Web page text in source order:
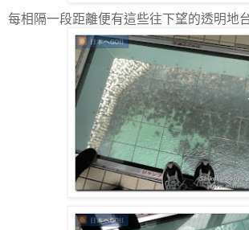
每相隔一段距離便有這些往下望的透明地